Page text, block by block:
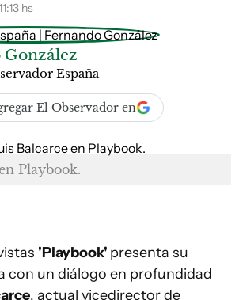
hs
España
El Observador en
Playbook.
'Playbook' presenta su
con un diálogo en profundidad
, actual vicedirector de